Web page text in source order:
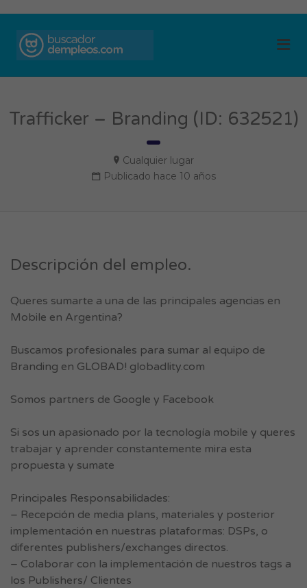
Trafficker – Branding (ID: 632521)
Cualquier lugar
Publicado hace 10 años
Descripción del empleo.
Queres sumarte a una de las principales agencias en
Mobile en Argentina?
Buscamos profesionales para sumar al equipo de
Branding en GLOBAD! globadlity.com
Somos partners de Google y Facebook
Si sos un apasionado por la tecnología mobile y queres
trabajar y aprender constantemente mira esta
propuesta y sumate
Principales Responsabilidades:
– Recepción de media plans, materiales y posterior
implementación en nuestras plataformas: DSPs, o
diferentes publishers/exchanges directos.
– Colaborar con la implementación de nuestros tags a
los Publishers/ Clientes